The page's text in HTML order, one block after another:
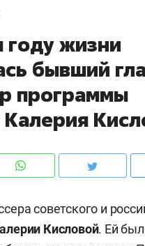
жизни
бывший
программы
советского и
Кисловой. Ей